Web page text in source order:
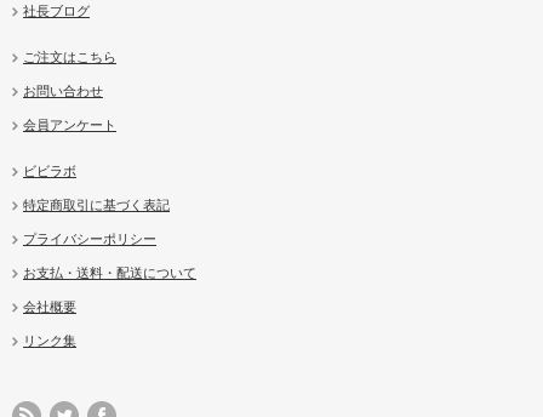
社長ブログ
ご注文はこちら
お問い合わせ
会員アンケート
ビビラボ
特定商取引に基づく表記
プライバシーポリシー
お支払・送料・配送について
会社概要
リンク集